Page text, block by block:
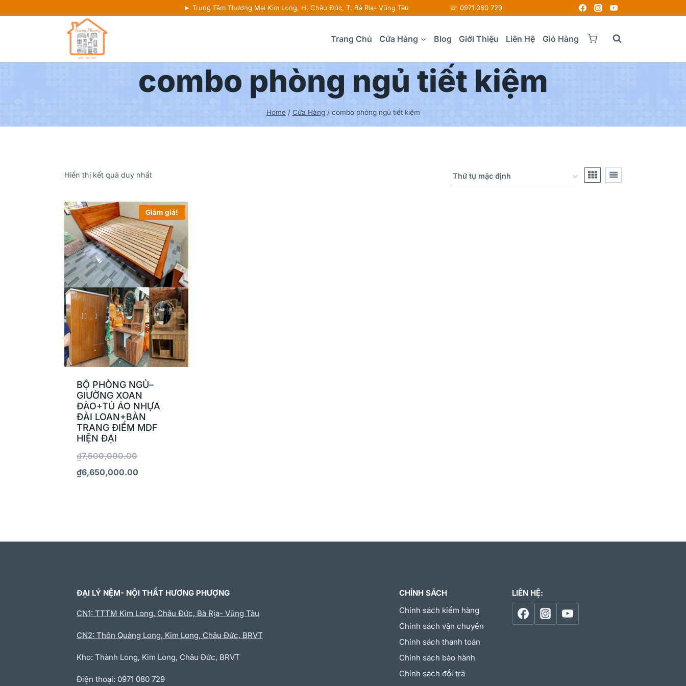
► Trung Tâm Thương Mại Kim Long, H. Châu Đức, T. Bà Rịa- Vũng Tàu ☏ 0971 080 729
Trang Chủ Cửa Hàng Blog Giới Thiệu Liên Hệ Giỏ Hàng
combo phòng ngủ tiết kiệm
Home / Cửa Hàng / combo phòng ngủ tiết kiệm
Hiển thị kết quả duy nhất
Giảm giá!
BỘ PHÒNG NGỦ–
GIƯỜNG XOAN
ĐÀO+TỦ ÁO NHỰA
ĐÀI LOAN+BÀN
TRANG ĐIỂM MDF
HIỆN ĐẠI
₫7,500,000.00
₫6,650,000.00
ĐẠI LÝ NỆM- NỘI THẤT HƯƠNG PHƯỢNG
CN1: TTTM Kim Long, Châu Đức, Bà Rịa- Vũng Tàu
CN2: Thôn Quảng Long, Kim Long, Châu Đức, BRVT
Kho: Thành Long, Kim Long, Châu Đức, BRVT
Điện thoại: 0971 080 729
CHÍNH SÁCH
Chính sách kiểm hàng
Chính sách vận chuyển
Chính sách thanh toán
Chính sách bảo hành
Chính sách đổi trả
LIÊN HỆ: